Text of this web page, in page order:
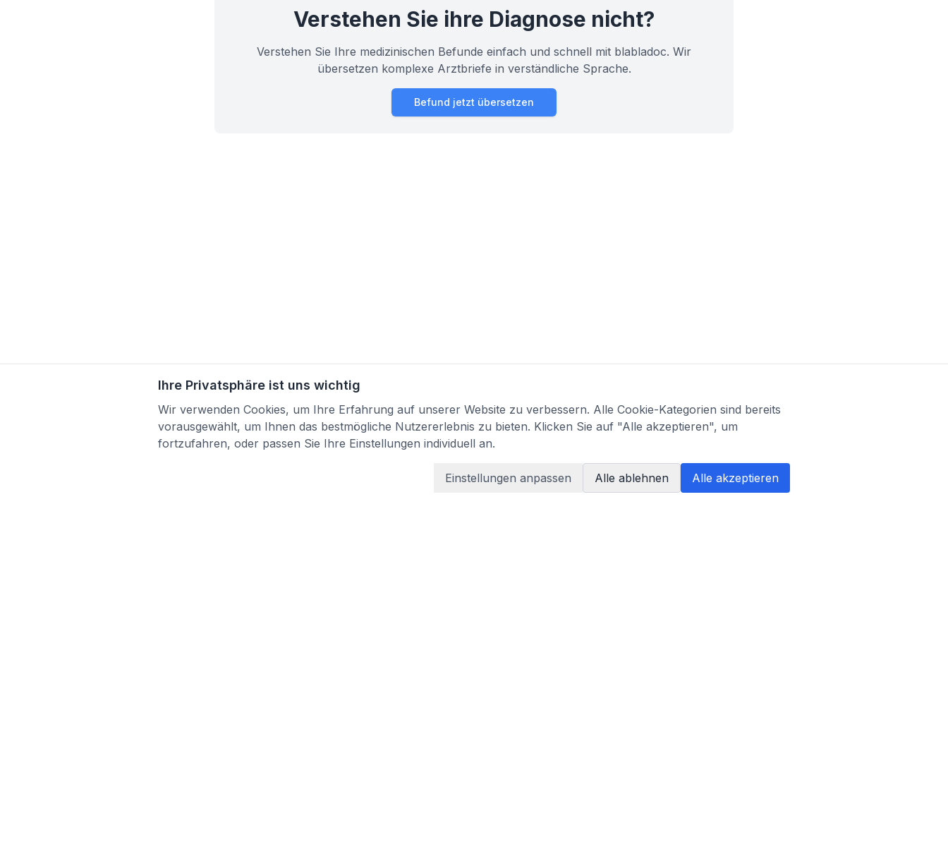
Verstehen Sie ihre Diagnose nicht?
Verstehen Sie Ihre medizinischen Befunde einfach und schnell mit blabladoc. Wir
übersetzen komplexe Arztbriefe in verständliche Sprache.
Befund jetzt übersetzen
Ihre Privatsphäre ist uns wichtig
Wir verwenden Cookies, um Ihre Erfahrung auf unserer Website zu verbessern. Alle Cookie-Kategorien sind bereits
vorausgewählt, um Ihnen das bestmögliche Nutzererlebnis zu bieten. Klicken Sie auf "Alle akzeptieren", um
fortzufahren, oder passen Sie Ihre Einstellungen individuell an.
Einstellungen anpassen Alle ablehnen Alle akzeptieren